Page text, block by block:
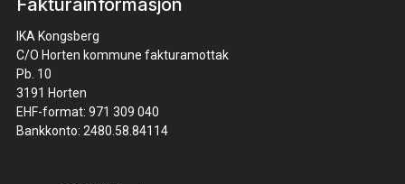
Fakturainformasjon
IKA Kongsberg
C/O Horten kommune fakturamottak
Pb. 10
3191 Horten
EHF-format: 971 309 040
Bankkonto: 2480.58.84114